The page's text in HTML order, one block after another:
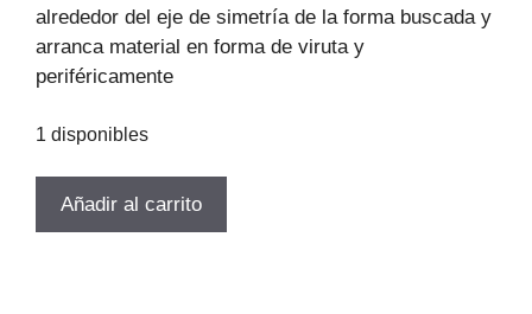
alrededor del eje de simetría de la forma buscada y
arranca material en forma de viruta y
periféricamente
1 disponibles
Añadir al carrito